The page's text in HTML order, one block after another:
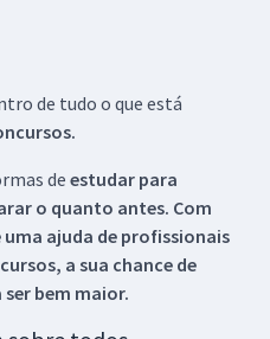
de tudo o que está
de estudar para
o quanto antes. Com
ajuda de profissionais
a sua chance de
bem maior.